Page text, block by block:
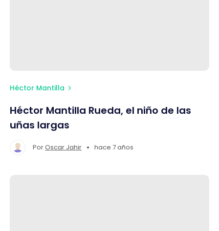
Héctor Mantilla
Héctor Mantilla Rueda, el niño de las
uñas largas
PorOscar Jahir • hace 7 años